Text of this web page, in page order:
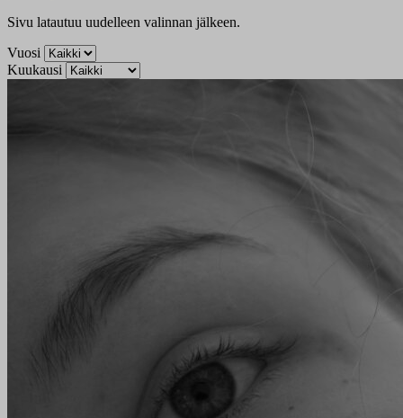
Sivu latautuu uudelleen valinnan jälkeen.
Vuosi
Kuukausi